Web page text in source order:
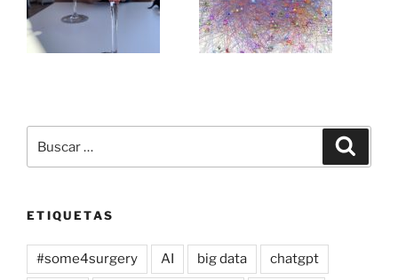
por:
ETIQUETAS
#some4surgery AI big data chatgpt